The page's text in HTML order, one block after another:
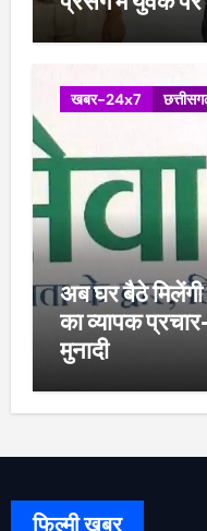
खबर-24x7
अब घर बैठे
का व्यापक
मुनादी
फिल्मी खबर